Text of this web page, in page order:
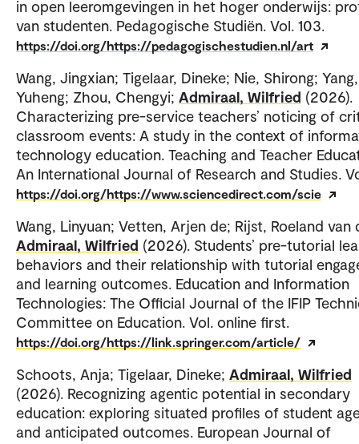
in open leeromgevingen in het hoger onderwijs:
van studenten. Pedagogische Studiën. Vol. 103.
https://doi.org/https://pedagogischestudien.nl/art
Wang, Jingxian; Tigelaar, Dineke; Nie, Shirong; Yang,
Yuheng; Zhou, Chengyi; Admiraal, Wilfried (2026).
Characterizing pre-service teachers’ noticing of
classroom events: A study in the context of
technology education. Teaching and Teacher
An International Journal of Research and Studies.
https://doi.org/https://www.sciencedirect.com/scie
Wang, Linyuan; Vetten, Arjen de; Rijst, Roeland van
Admiraal, Wilfried (2026). Students’ pre-tutorial
behaviors and their relationship with tutorial
and learning outcomes. Education and Information
Technologies: The Official Journal of the IFIP
Committee on Education. Vol. online first.
https://doi.org/https://link.springer.com/article/
Schoots, Anja; Tigelaar, Dineke; Admiraal, Wilfried
(2026). Recognizing agentic potential in secondary
education: exploring situated profiles of student
and anticipated outcomes. European Journal of